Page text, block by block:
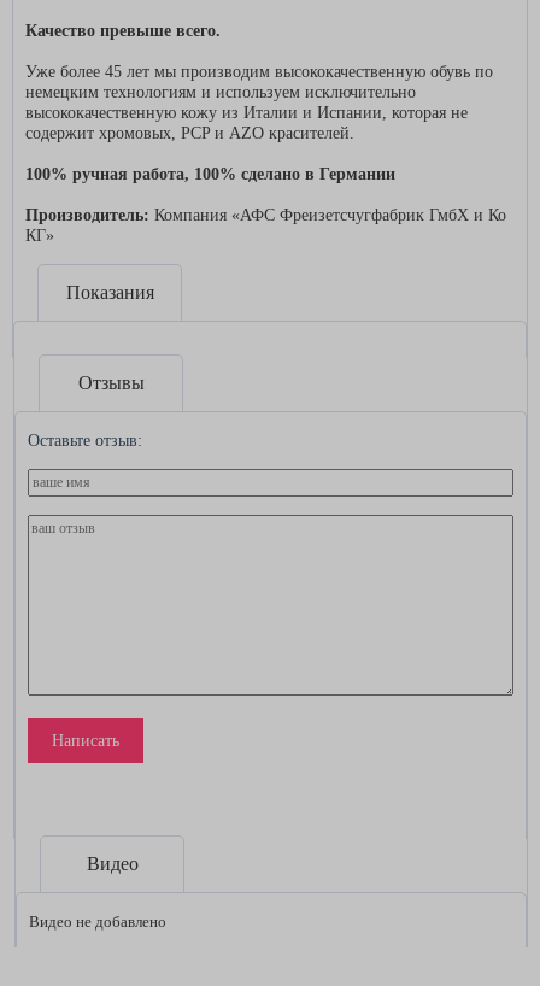
Качество превыше всего.
Уже более 45 лет мы производим высококачественную обувь по
немецким технологиям и используем исключительно
высококачественную кожу из Италии и Испании, которая не
содержит хромовых, PCP и AZO красителей.
100% ручная работа, 100% сделано в Германии
Производитель: Компания «АФС Фреизетсчугфабрик ГмбХ и Ко
КГ»
Показания
Отзывы
Оставьте отзыв:
Написать
Видео
Видео не добавлено